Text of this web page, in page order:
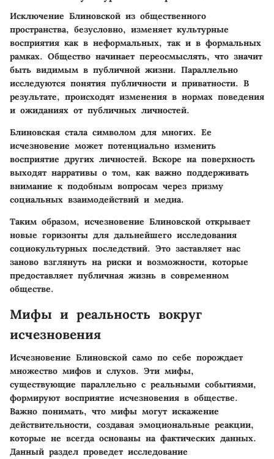
Исключение Блиновской из общественного
пространства, безусловно, изменяет культурные
восприятия как в неформальных, так и в формальных
рамках. Общество начинает переосмыслять, что значит
быть видимым в публичной жизни. Параллельно
исследуются понятия публичности и приватности. В
результате, происходят изменения в нормах поведения
и ожиданиях от публичных личностей.
Блиновская стала символом для многих. Ее
исчезновение может потенциально изменить
восприятие других личностей. Вскоре на поверхность
выходят нарративы о том, как важно поддерживать
внимание к подобным вопросам через призму
социальных взаимодействий и медиа.
Таким образом, исчезновение Блиновской открывает
новые горизонты для дальнейшего исследования
социокультурных последствий. Это заставляет нас
заново взглянуть на риски и возможности, которые
предоставляет публичная жизнь в современном
обществе.
Мифы и реальность вокруг
исчезновения
Исчезновение Блиновской само по себе порождает
множество мифов и слухов. Эти мифы,
существующие параллельно с реальными событиями,
формируют восприятие исчезновения в обществе.
Важно понимать, что мифы могут искажение
действительности, создавая эмоциональные реакции,
которые не всегда основаны на фактических данных.
Данный раздел проведет исследование